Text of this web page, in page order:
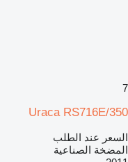
7
Uraca RS716E/350
السعر عند الطلب
المضخة الصناعية